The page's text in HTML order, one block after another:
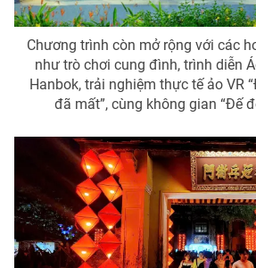
Chương trình còn mở rộng với các
như trò chơi cung đình, trình diễn
Hanbok, trải nghiệm thực tế ảo VR
đã mất”, cùng không gian “Đế